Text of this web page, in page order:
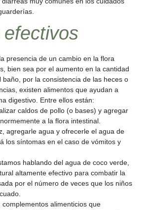
presencia de un cambio en la flora
bien sea por el aumento en la cantidad
baño, por la consistencia de las heces o
existen alimentos que ayudan a
digestivo. Entre ellos están:
caldos de pollo (o bases) y agregar
a la flora intestinal.
agregarle agua y ofrecerle el agua de
los síntomas en el caso de vómitos y
hablando del agua de coco verde,
altamente efectivo para combatir la
por el número de veces que los niños
alimenticios que